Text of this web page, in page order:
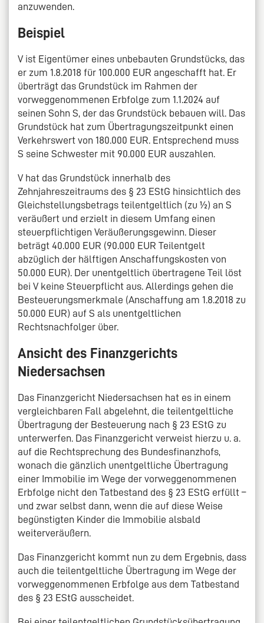
anzuwenden.
Beispiel
V ist Eigentümer eines unbebauten Grundstücks, das
er zum 1.8.2018 für 100.000 EUR angeschafft hat. Er
überträgt das Grundstück im Rahmen der
vorweggenommenen Erbfolge zum 1.1.2024 auf
seinen Sohn S, der das Grundstück bebauen will. Das
Grundstück hat zum Übertragungszeitpunkt einen
Verkehrswert von 180.000 EUR. Entsprechend muss
S seine Schwester mit 90.000 EUR auszahlen.
V hat das Grundstück innerhalb des
Zehnjahreszeitraums des § 23 EStG hinsichtlich des
Gleichstellungsbetrags teilentgeltlich (zu ½) an S
veräußert und erzielt in diesem Umfang einen
steuerpflichtigen Veräußerungsgewinn. Dieser
beträgt 40.000 EUR (90.000 EUR Teilentgelt
abzüglich der hälftigen Anschaffungskosten von
50.000 EUR). Der unentgeltlich übertragene Teil löst
bei V keine Steuerpflicht aus. Allerdings gehen die
Besteuerungsmerkmale (Anschaffung am 1.8.2018 zu
50.000 EUR) auf S als unentgeltlichen
Rechtsnachfolger über.
Ansicht des Finanzgerichts
Niedersachsen
Das Finanzgericht Niedersachsen hat es in einem
vergleichbaren Fall abgelehnt, die teilentgeltliche
Übertragung der Besteuerung nach § 23 EStG zu
unterwerfen. Das Finanzgericht verweist hierzu u. a.
auf die Rechtsprechung des Bundesfinanzhofs,
wonach die gänzlich unentgeltliche Übertragung
einer Immobilie im Wege der vorweggenommenen
Erbfolge nicht den Tatbestand des § 23 EStG erfüllt –
und zwar selbst dann, wenn die auf diese Weise
begünstigten Kinder die Immobilie alsbald
weiterveräußern.
Das Finanzgericht kommt nun zu dem Ergebnis, dass
auch die teilentgeltliche Übertragung im Wege der
vorweggenommenen Erbfolge aus dem Tatbestand
des § 23 EStG ausscheidet.